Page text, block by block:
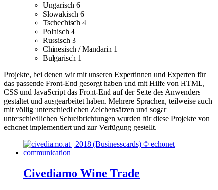
Ungarisch 6
Slowakisch 6
Tschechisch 4
Polnisch 4
Russisch 3
Chinesisch / Mandarin 1
Bulgarisch 1
Projekte, bei denen wir mit unseren Expertinnen und Experten für
das passende Front-End gesorgt haben und mit Hilfe von HTML,
CSS und JavaScript das Front-End auf der Seite des Anwenders
gestaltet und ausgearbeitet haben. Mehrere Sprachen, teilweise auch
mit völlig unterschiedlichen Zeichensätzen und sogar
unterschiedlichen Schreibrichtungen wurden für diese Projekte von
echonet implementiert und zur Verfügung gestellt.
Civediamo Wine Trade